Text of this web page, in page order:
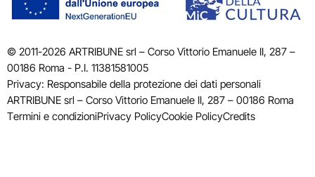
© 2011-2026 ARTRIBUNE srl – Corso Vittorio Emanuele II, 287 –
00186 Roma - P.I. 11381581005
Privacy: Responsabile della protezione dei dati personali
ARTRIBUNE srl – Corso Vittorio Emanuele II, 287 – 00186 Roma
Termini e condizioniPrivacy PolicyCookie PolicyCredits